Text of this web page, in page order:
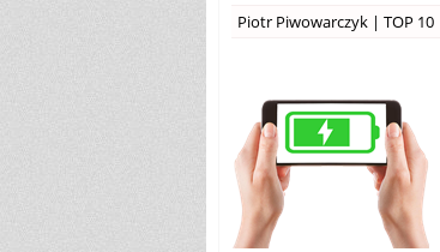
Piotr Piwowarczyk | TOP 10